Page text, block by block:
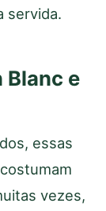
servida.
Blanc e
essas
vezes,